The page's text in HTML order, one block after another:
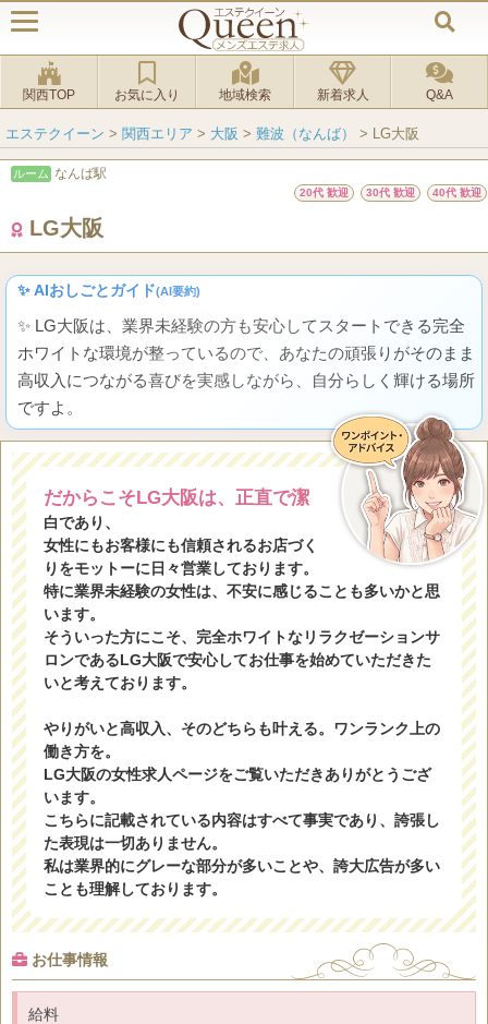
関西TOP お気に入り 地域検索 新着求人 Q&A
エステクイーン > 関西エリア > 大阪 > 難波（なんば） > LG大阪
ルーム なんば駅
20代 歓迎 30代 歓迎 40代 歓迎
LG大阪
✨ AIおしごとガイド(AI要約)
✨ LG大阪は、業界未経験の方も安心してスタートできる完全
ホワイトな環境が整っているので、あなたの頑張りがそのまま
高収入につながる喜びを実感しながら、自分らしく輝ける場所
ですよ。
だからこそLG大阪は、正直で潔
白であり、
女性にもお客様にも信頼されるお店づく
りをモットーに日々営業しております。
特に業界未経験の女性は、不安に感じることも多いかと思
います。
そういった方にこそ、完全ホワイトなリラクゼーションサ
ロンであるLG大阪で安心してお仕事を始めていただきた
いと考えております。
やりがいと高収入、そのどちらも叶える。ワンランク上の
働き方を。
LG大阪の女性求人ページをご覧いただきありがとうござ
います。
こちらに記載されている内容はすべて事実であり、誇張し
た表現は一切ありません。
私は業界的にグレーな部分が多いことや、誇大広告が多い
ことも理解しております。
お仕事情報
給料